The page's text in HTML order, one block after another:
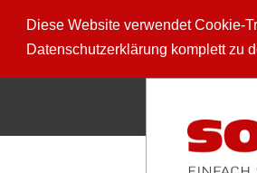
Diese Website verwendet Cookie-
Datenschutzerklärung komplett zu